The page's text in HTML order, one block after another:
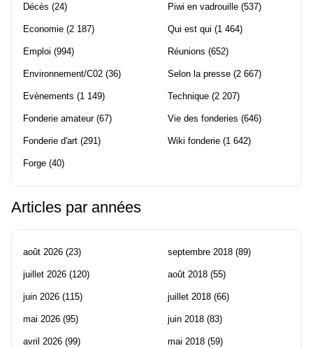
Décès (24)
Economie (2 187)
Emploi (994)
Environnement/C02 (36)
Evènements (1 149)
Fonderie amateur(67)
Fonderie d'art (291)
Forge (40)
Piwi en vadrouille (537)
Qui est qui (1 464)
Réunions (652)
Selon la presse (2 667)
Technique (2 207)
Vie des fonderies (646)
Wiki fonderie (1 642)
Articles par années
août 2026 (23)
juillet 2026 (120)
juin 2026 (115)
mai 2026 (95)
avril 2026 (99)
septembre 2018 (89)
août 2018 (55)
juillet 2018 (66)
juin 2018 (83)
mai 2018 (59)